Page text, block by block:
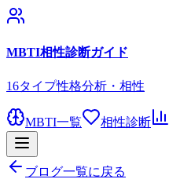
MBTI相性診断ガイド
16タイプ性格分析・相性
MBTI一覧 相性診断
ブログ一覧に戻る